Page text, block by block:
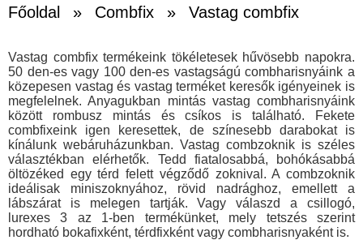
Főoldal » Combfix » Vastag combfix
Vastag combfix termékeink tökéletesek hűvösebb napokra.
50 den-es vagy 100 den-es vastagságú combharisnyáink a
közepesen vastag és vastag terméket keresők igényeinek is
megfelelnek. Anyagukban mintás vastag combharisnyáink
között rombusz mintás és csíkos is található. Fekete
combfixeink igen keresettek, de színesebb darabokat is
kínálunk webáruházunkban. Vastag combzoknik is széles
választékban elérhetők. Tedd fiatalosabbá, bohókásabbá
öltözéked egy térd felett végződő zoknival. A combzoknik
ideálisak miniszoknyához, rövid nadrághoz, emellett a
lábszárat is melegen tartják. Vagy válaszd a csillogó,
lurexes 3 az 1-ben termékünket, mely tetszés szerint
hordható bokafixként, térdfixként vagy combharisnyaként is.